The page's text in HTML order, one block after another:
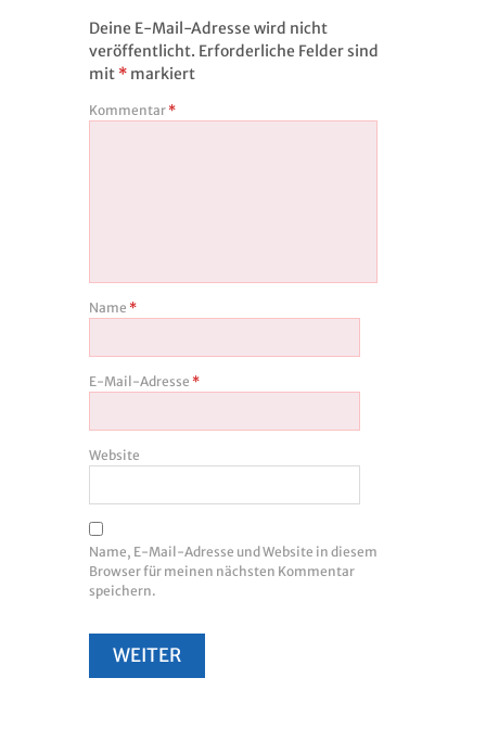
Deine E-Mail-Adresse wird nicht
veröffentlicht. Erforderliche Felder sind
mit * markiert
Kommentar *
Name *
E-Mail-Adresse *
Website
Name, E-Mail-Adresse und Website in diesem
Browser für meinen nächsten Kommentar
speichern.